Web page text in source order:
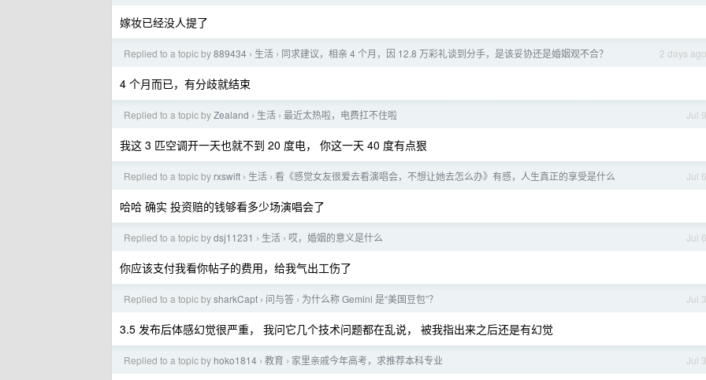
嫁妆已经没人提了
2 days ago
Replied to a topic by889434 › 生活 › 同求建议，相亲 4 个月，因 12.8 万彩礼谈到分手，是该妥协还是婚姻观不合？
4 个月而已，有分歧就结束
Jul 9
Replied to a topic byZealand › 生活 › 最近太热啦，电费扛不住啦
我这 3 匹空调开一天也就不到 20 度电， 你这一天 40 度有点狠
Jul 6
Replied to a topic by rxswift › 生活 › 看《感觉女友很爱去看演唱会，不想让她去怎么办》有感，人生真正的享受是什么
哈哈 确实 投资赔的钱够看多少场演唱会了
Jul 6
Replied to a topic bydsj11231 › 生活 › 哎，婚姻的意义是什么
你应该支付我看你帖子的费用，给我气出工伤了
Jul 3
Replied to a topic bysharkCapt › 问与答 › 为什么称 Gemini 是“美国豆包”？
3.5 发布后体感幻觉很严重， 我问它几个技术问题都在乱说， 被我指出来之后还是有幻觉
Jul 3
Replied to a topic by hoko1814 › 教育 › 家里亲戚今年高考，求推荐本科专业